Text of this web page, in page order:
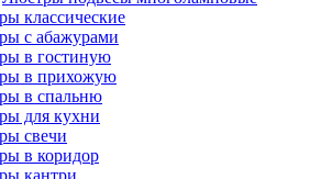
классические
с абажурами
в гостиную
в прихожую
в спальню
для кухни
свечи
в коридор
кантри